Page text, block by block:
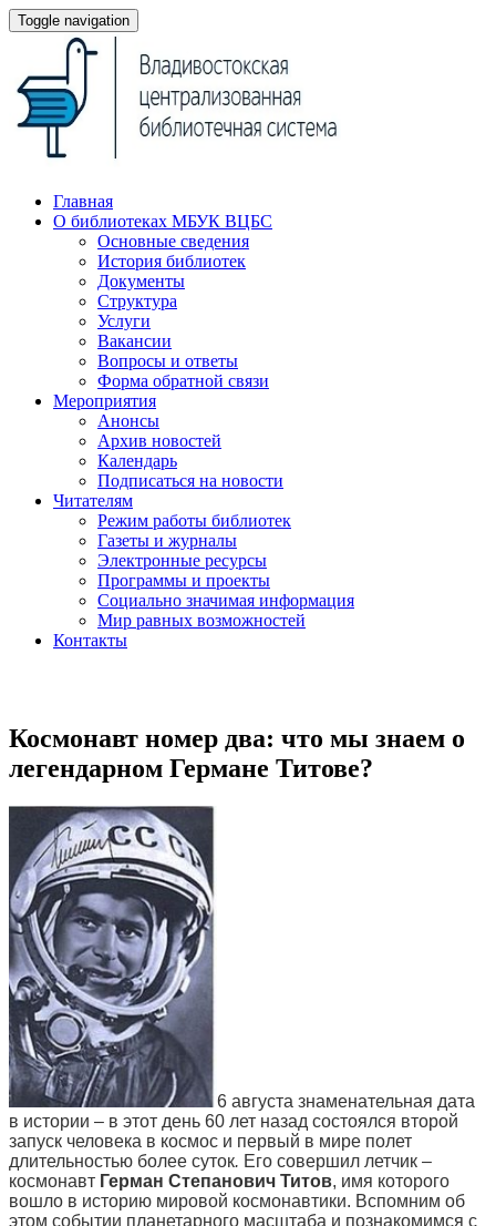
Toggle navigation
Главная
О библиотеках МБУК ВЦБС
Основные сведения
История библиотек
Документы
Структура
Услуги
Вакансии
Вопросы и ответы
Форма обратной связи
Мероприятия
Анонсы
Архив новостей
Календарь
Подписаться на новости
Читателям
Режим работы библиотек
Газеты и журналы
Электронные ресурсы
Программы и проекты
Социально значимая информация
Мир равных возможностей
Контакты
Космонавт номер два: что мы знаем о
легендарном Германе Титове?
6 августа знаменательная дата
в истории – в этот день 60 лет назад состоялся второй
запуск человека в космос и первый в мире полет
длительностью более суток. Его совершил летчик –
космонавт Герман Степанович Титов, имя которого
вошло в историю мировой космонавтики. Вспомним об
этом событии планетарного масштаба и познакомимся с